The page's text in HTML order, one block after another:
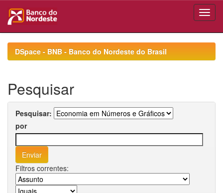
navigationDSpace - BNB - Banco do Nordeste do Brasil
Pesquisar
Pesquisar:
por
Filtros correntes: